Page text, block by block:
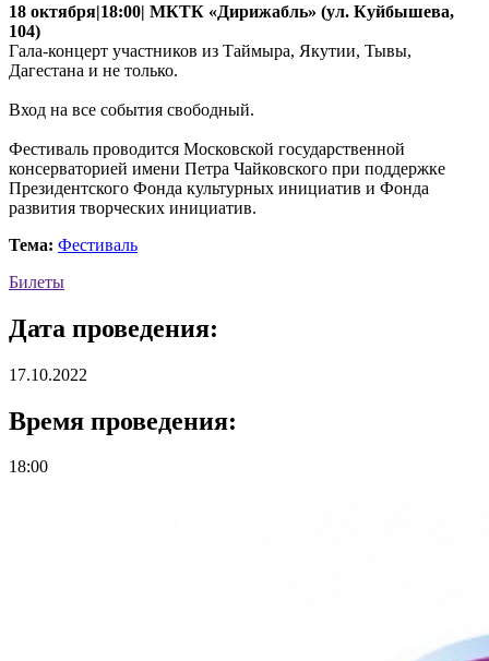
18 октября|18:00| МКТК «Дирижабль» (ул. Куйбышева,
104)
Гала-концерт участников из Таймыра, Якутии, Тывы,
Дагестана и не только.
Вход на все события свободный.
Фестиваль проводится Московской государственной
консерваторией имени Петра Чайковского при поддержке
Президентского Фонда культурных инициатив и Фонда
развития творческих инициатив.
Тема: Фестиваль
Билеты
Дата проведения:
17.10.2022
Время проведения:
18:00